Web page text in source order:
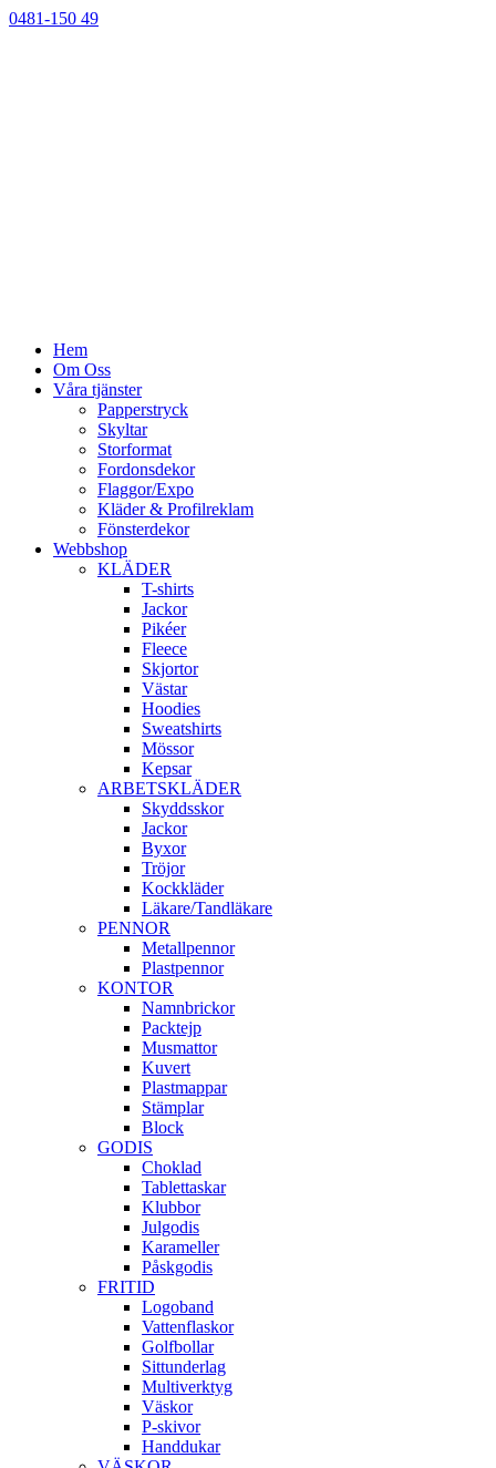
0481-150 49
Hem
Om Oss
Våra tjänster
Papperstryck
Skyltar
Storformat
Fordonsdekor
Flaggor/Expo
Kläder & Profilreklam
Fönsterdekor
Webbshop
KLÄDER
T-shirts
Jackor
Pikéer
Fleece
Skjortor
Västar
Hoodies
Sweatshirts
Mössor
Kepsar
ARBETSKLÄDER
Skyddsskor
Jackor
Byxor
Tröjor
Kockkläder
Läkare/Tandläkare
PENNOR
Metallpennor
Plastpennor
KONTOR
Namnbrickor
Packtejp
Musmattor
Kuvert
Plastmappar
Stämplar
Block
GODIS
Choklad
Tablettaskar
Klubbor
Julgodis
Karameller
Påskgodis
FRITID
Logoband
Vattenflaskor
Golfbollar
Sittunderlag
Multiverktyg
Väskor
P-skivor
Handdukar